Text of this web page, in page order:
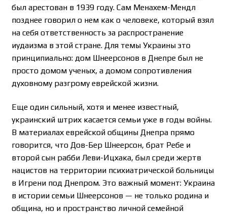
был арестован в 1939 году. Сам Менахем-Мендл
позднее говорил о нем как о человеке, который взял
на себя ответственность за распространение
иудаизма в этой стране. Для темы Украины это
принципиально: дом Шнеерсонов в Днепре был не
просто домом ученых, а домом сопротивления
духовному разгрому еврейской жизни.
Еще один сильный, хотя и менее известный,
украинский штрих касается семьи уже в годы войны.
В материалах еврейской общины Днепра прямо
говорится, что Дов-Бер Шнеерсон, брат Ребе и
второй сын рабби Леви-Ицхака, был среди жертв
нацистов на территории психиатрической больницы
в Игрени под Днепром. Это важный момент: Украина
в истории семьи Шнеерсонов — не только родина и
община, но и пространство личной семейной